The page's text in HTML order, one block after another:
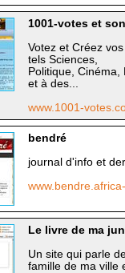
1001-votes et
Votez et Créez
tels Sciences,
Politique,
et à des...
www.1001-
bendré
journal d'info et
Le livre de ma
Un site qui parle
famille de ma ville